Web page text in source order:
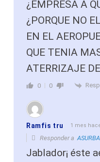
¿EMPRESA A
¿PORQUE NO
EN EL
QUE TENIA
ATERRIZAJE
0 0
Ramfis tru 1 mes
Responder a
Jablador¡ éste